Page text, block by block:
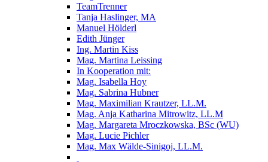
TeamTrenner
Tanja Haslinger, MA
Manuel Hölderl
Edith Jünger
Ing. Martin Kiss
Mag. Martina Leissing
In Kooperation mit:
Mag. Isabella Hoy
Mag. Sabrina Hubner
Mag. Maximilian Krautzer, LL.M.
Mag. Anja Katharina Mitrowitz, LL.M
Mag. Margareta Mroczkowska, BSc (WU)
Mag. Lucie Pichler
Mag. Max Wälde-Sinigoj, LL.M.